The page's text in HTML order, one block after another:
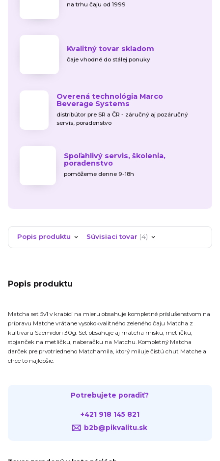
na trhu čaju od 1999
Kvalitný tovar skladom
čaje vhodné do stálej ponuky
Overená technológia Marco
Beverage Systems
distribútor pre SR a ČR - záručný aj pozáručný
servis, poradenstvo
Spoľahlivý servis, školenia,
poradenstvo
pomôžeme denne 9-18h
Popis produktu Súvisiaci tovar 4
Popis produktu
Matcha set 5v1 v krabici na mieru obsahuje kompletné príslušenstvom na
prípravu Matche vrátane vysokokvalitného zeleného čaju Matcha z
kultivaru Saemidori 30g. Set obsahuje aj matcha misku, metličku,
stojanček na metličku, naberačku na Matchu. Kompletný Matcha
darček pre prvotriedneho Matchamila, ktorý miluje čistú chuť Matche a
chce to najlepšie.
Potrebujete poradiť?
+421 918 145 821
b2b@pikvalitu.sk